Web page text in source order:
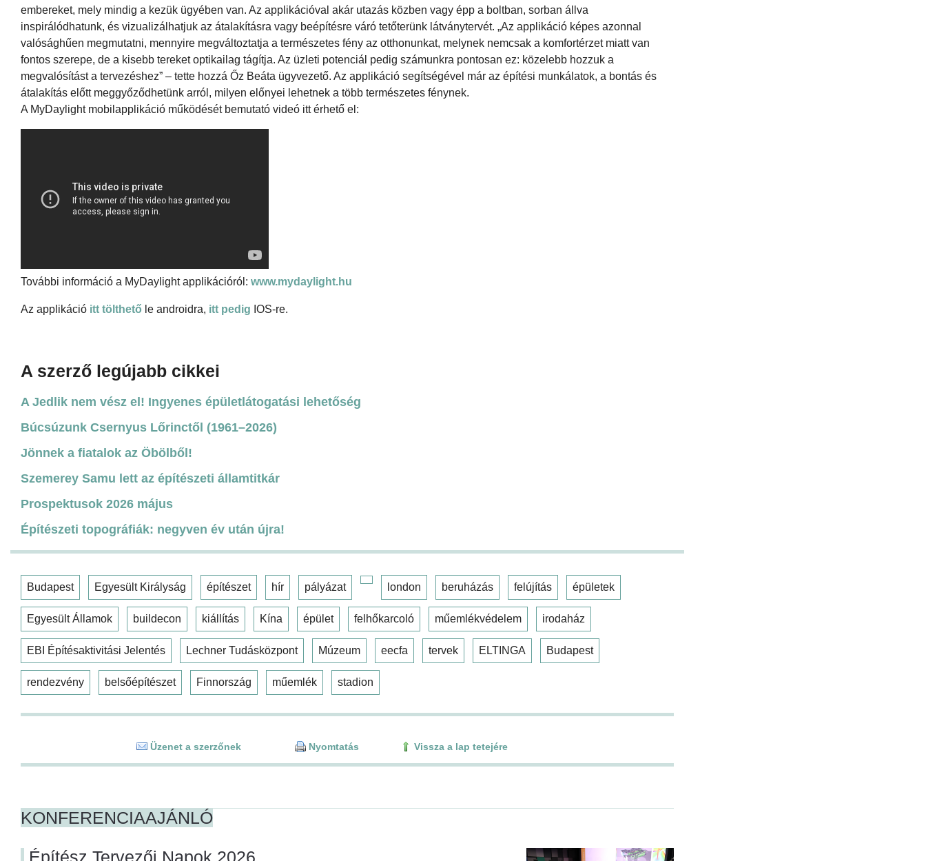
embereket, mely mindig a kezük ügyében van. Az applikációval akár utazás közben vagy épp a boltban, sorban állva
inspirálódhatunk, és vizualizálhatjuk az átalakításra vagy beépítésre váró tetőterünk látványtervét. „Az applikáció képes azonnal
valósághűen megmutatni, mennyire megváltoztatja a természetes fény az otthonunkat, melynek nemcsak a komfortérzet miatt van
fontos szerepe, de a kisebb tereket optikailag tágítja. Az üzleti potenciál pedig számunkra pontosan ez: közelebb hozzuk a
megvalósítást a tervezéshez” – tette hozzá Őz Beáta ügyvezető. Az applikáció segítségével már az építési munkálatok, a bontás és
átalakítás előtt meggyőződhetünk arról, milyen előnyei lehetnek a több természetes fénynek.
A MyDaylight mobilapplikáció működését bemutató videó itt érhető el:
További információ a MyDaylight applikációról: www.mydaylight.hu
Az applikáció itt tölthető le androidra, itt pedig IOS-re.
A szerző legújabb cikkei
A Jedlik nem vész el! Ingyenes épületlátogatási lehetőség
Búcsúzunk Csernyus Lőrinctől (1961–2026)
Jönnek a fiatalok az Öbölből!
Szemerey Samu lett az építészeti államtitkár
Prospektusok 2026 május
Építészeti topográfiák: negyven év után újra!
Budapest Egyesült Királyság építészet hír pályázat london beruházás felújítás épületek
Egyesült Államok buildecon kiállítás Kína épület felhőkarcoló műemlékvédelem irodaház
EBI Építésaktivitási Jelentés Lechner Tudásközpont Múzeum eecfa tervek ELTINGA Budapest
rendezvény belsőépítészet Finnország műemlék stadion
Üzenet a szerzőnek Nyomtatás Vissza a lap tetejére
KONFERENCIAAJÁNLÓ
Építész Tervezői Napok 2026